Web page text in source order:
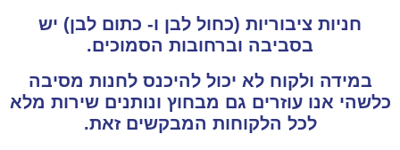
חניות ציבוריות (כחול לבן ו- כתום לבן) יש
בסביבה וברחובות הסמוכים.
במידה ולקוח לא יכול להיכנס לחנות מסיבה
כלשהי אנו עוזרים גם מבחוץ ונותנים שירות מלא
לכל הלקוחות המבקשים זאת.